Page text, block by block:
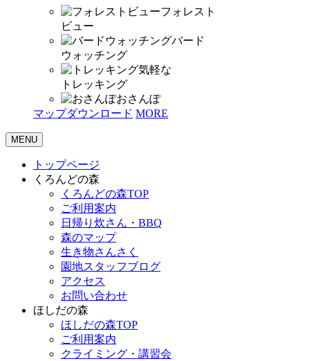
フォレスト
ビュー
バード
ウォッチング
気軽な
トレッキング
おさんぽ
マップダウンロード MORE
MENU
トップページ
くろんどの森
くろんどの森TOP
ご利用案内
日帰り炊さん・BBQ
森のマップ
生き物さんさく
園地スタッフブログ
アクセス
お問い合わせ
ほしだの森
ほしだの森TOP
ご利用案内
クライミング・講習会